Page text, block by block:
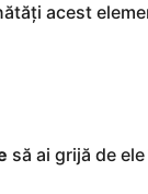
acest
să ai grijă de